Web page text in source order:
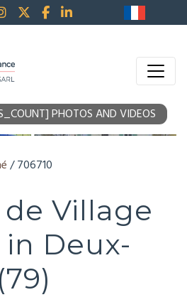
PHOTOS AND VIDEOS
/ 706710
Village
Deux-